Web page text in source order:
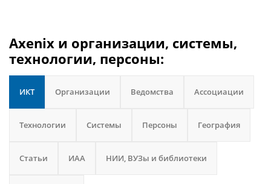
Axenix и организации, системы,
технологии, персоны:
ИКТ Организации Ведомства Ассоциации
Технологии Системы Персоны География
Статьи ИАА НИИ, ВУЗы и библиотеки